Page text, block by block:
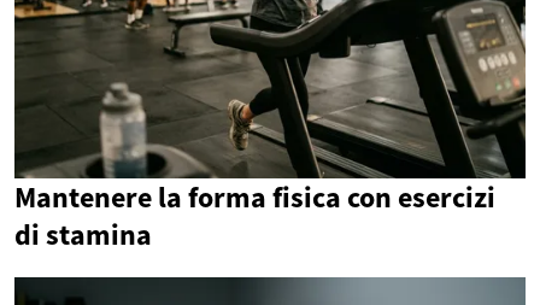
Mantenere la forma fisica con esercizi
di stamina